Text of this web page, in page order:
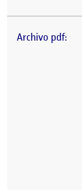
Archivo pdf: